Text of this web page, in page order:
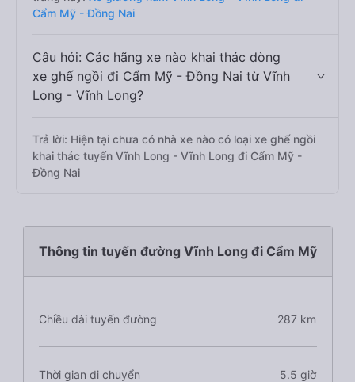
Cẩm Mỹ - Đồng Nai
Câu hỏi: Các hãng xe nào khai thác dòng
xe ghế ngồi đi Cẩm Mỹ - Đồng Nai từ Vĩnh
Long - Vĩnh Long?
Trả lời: Hiện tại chưa có nhà xe nào có loại xe ghế ngồi
khai thác tuyến Vĩnh Long - Vĩnh Long đi Cẩm Mỹ -
Đồng Nai
Thông tin tuyến đường Vĩnh Long đi Cẩm Mỹ
Chiều dài tuyến đường 287 km
Thời gian di chuyển 5.5 giờ